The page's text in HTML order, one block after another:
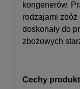
kongenerów.
rodzajami zbóż
doskonały do
zbożowych
Cechy